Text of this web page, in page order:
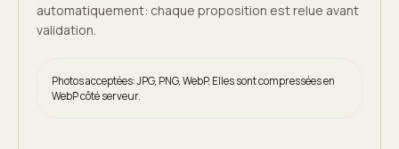
automatiquement: chaque proposition est relue avant
validation.
Photos acceptées: JPG, PNG, WebP. Elles sont compressées en
WebP côté serveur.